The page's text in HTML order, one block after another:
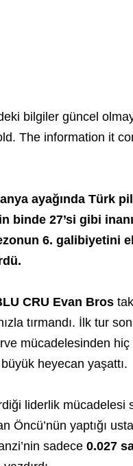
bilgiler güncel
The information it
ayağında Türk
binde 27’si gibi
6. galibiyetini
CRU Evan Bros
tırmandı. İlk tur
mücadelesinden hiç
heyecan yaşattı.
liderlik mücadelesi
Öncü’nün yaptığı
sadece 0.027